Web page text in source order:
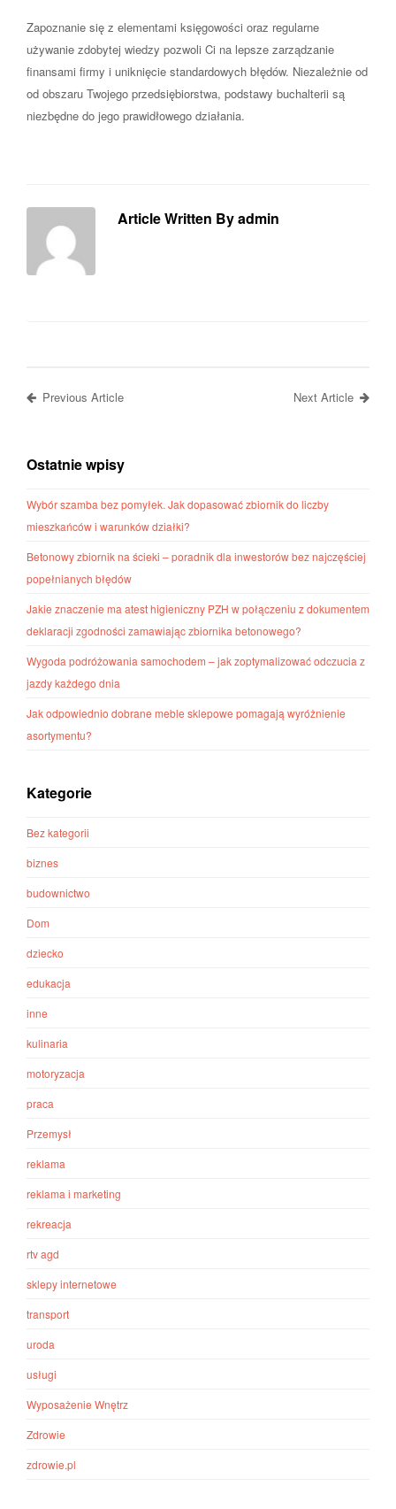
Zapoznanie się z elementami księgowości oraz regularne
używanie zdobytej wiedzy pozwoli Ci na lepsze zarządzanie
finansami firmy i uniknięcie standardowych błędów. Niezależnie od
od obszaru Twojego przedsiębiorstwa, podstawy buchalterii są
niezbędne do jego prawidłowego działania.
Article Written By admin
Previous Article Next Article
Ostatnie wpisy
Wybór szamba bez pomyłek. Jak dopasować zbiornik do liczby
mieszkańców i warunków działki?
Betonowy zbiornik na ścieki – poradnik dla inwestorów bez najczęściej
popełnianych błędów
Jakie znaczenie ma atest higieniczny PZH w połączeniu z dokumentem
deklaracji zgodności zamawiając zbiornika betonowego?
Wygoda podróżowania samochodem – jak zoptymalizować odczucia z
jazdy każdego dnia
Jak odpowiednio dobrane meble sklepowe pomagają wyróżnienie
asortymentu?
Kategorie
Bez kategorii
biznes
budownictwo
Dom
dziecko
edukacja
inne
kulinaria
motoryzacja
praca
Przemysł
reklama
reklama i marketing
rekreacja
rtv agd
sklepy internetowe
transport
uroda
usługi
Wyposażenie Wnętrz
Zdrowie
zdrowie.pl